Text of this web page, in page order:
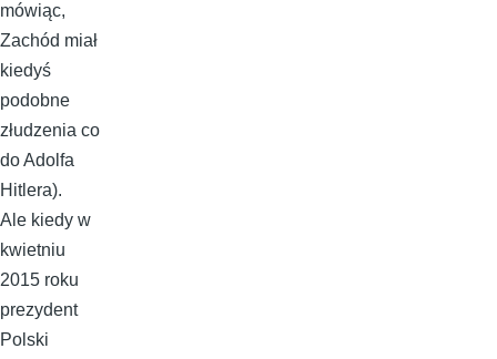
mówiąc,
Zachód miał
kiedyś
podobne
złudzenia co
do Adolfa
Hitlera).
Ale kiedy w
kwietniu
2015 roku
prezydent
Polski